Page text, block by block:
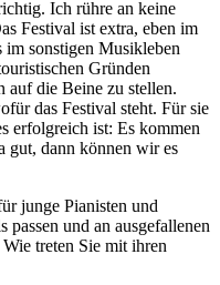
Ich rühre an keine
Festival ist extra, eben im
im sonstigen Musikleben
Gründen
auf die Beine zu stellen.
das Festival steht. Für sie
erfolgreich ist: Es kommen
gut, dann können wir es
junge Pianisten und
passen und an ausgefallenen
treten Sie mit ihren